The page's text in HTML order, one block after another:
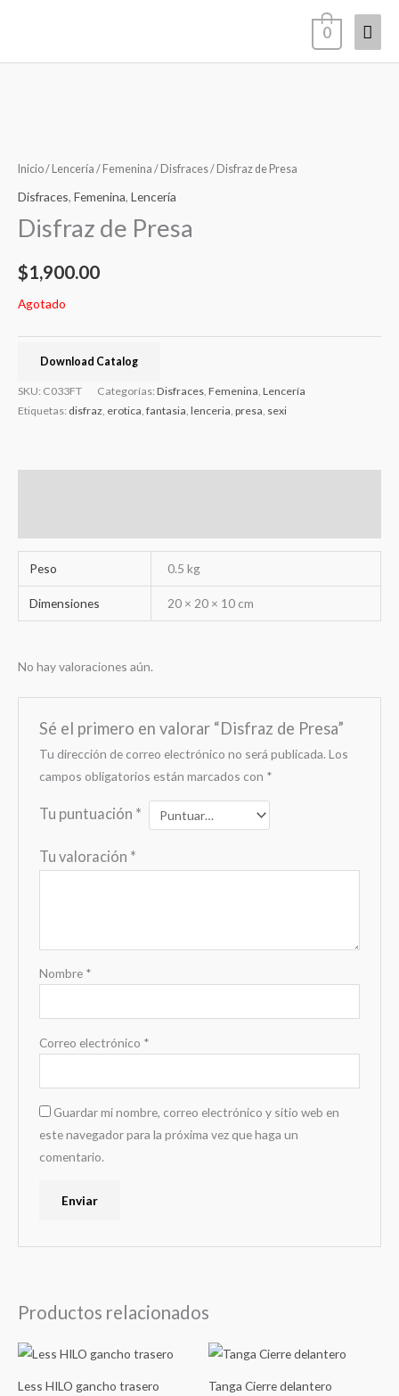
0
Inicio/ Lencería / Femenina / Disfraces/ Disfraz de Presa
Disfraces, Femenina, Lencería
Disfraz de Presa
$1,900.00
Agotado
Download Catalog
SKU: C033FT Categorías: Disfraces, Femenina, Lencería
Etiquetas: disfraz, erotica, fantasia, lenceria, presa, sexi
Peso 0.5 kg
Dimensiones 20 × 20 × 10 cm
No hay valoraciones aún.
Sé el primero en valorar “Disfraz de Presa”
Tu dirección de correo electrónico no será publicada. Los
campos obligatorios están marcados con *
Tu puntuación *
Tu valoración *
Nombre *
Correo electrónico *
Guardar mi nombre, correo electrónico y sitio web en
este navegador para la próxima vez que haga un
comentario.
Productos relacionados
Less HILO gancho trasero
Este
Tanga Cierre delantero